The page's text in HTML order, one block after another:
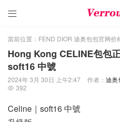

當前位置： FEND DIOR 迪奥包包官网价
Hong Kong CELINE包包
soft16 中號
2024年 3月 30日 上午2:47 作者： 迪奥
 392
Celine｜soft16 中號